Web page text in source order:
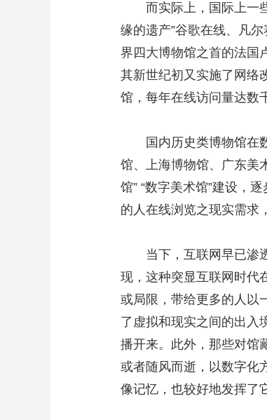
而实际上，国际上一些
缘的遗产”谷歌在线、凡
界四大博物馆之首的法国
其新世纪初又实施了网络
馆，每年在线访问量达数
国内历史类博物馆在数
馆、上海博物馆、广东美
馆” “数字美术馆”建设，
的人在线浏览之现实需求
当下，互联网早已渗透
现，这种突显互联网时代
或局限，带给更多的人以
了虚拟和现实之间的出入
播开来。此外，那些对馆
或者随风而逝，以数字化
像记忆，也较好地发挥了